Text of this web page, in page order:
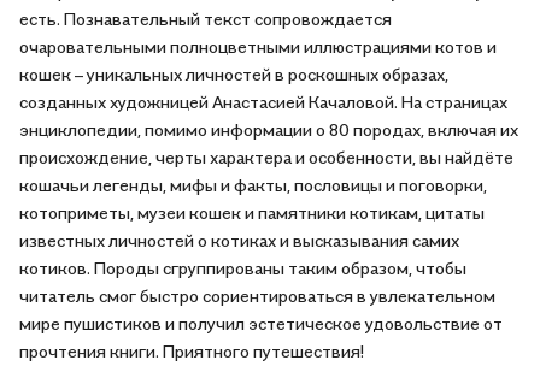
есть. Познавательный текст сопровождается
очаровательными полноцветными иллюстрациями котов и
кошек – уникальных личностей в роскошных образах,
созданных художницей Анастасией Качаловой. На страницах
энциклопедии, помимо информации о 80 породах, включая их
происхождение, черты характера и особенности, вы найдёте
кошачьи легенды, мифы и факты, пословицы и поговорки,
котоприметы, музеи кошек и памятники котикам, цитаты
известных личностей о котиках и высказывания самих
котиков. Породы сгруппированы таким образом, чтобы
читатель смог быстро сориентироваться в увлекательном
мире пушистиков и получил эстетическое удовольствие от
прочтения книги. Приятного путешествия!